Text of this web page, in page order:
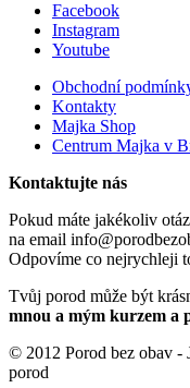
Facebook
Instagram
Youtube
Obchodní
Kontakty
Majka Shop
Centrum Majka v
Kontaktujte nás
Pokud máte jakékoliv
na email
Odpovíme co nejrychleji
Tvůj porod může být
mnou a mým kurzem a
© 2012 Porod bez obav -
porod